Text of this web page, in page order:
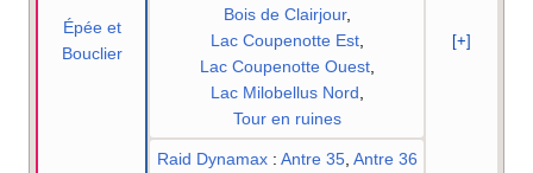
Épée et
Bouclier
[+]
Bois de Clairjour,
Lac Coupenotte Est,
Lac Coupenotte Ouest,
Lac Milobellus Nord
Tour en ruines
Raid Dynamax : Antre 35, Antre 36